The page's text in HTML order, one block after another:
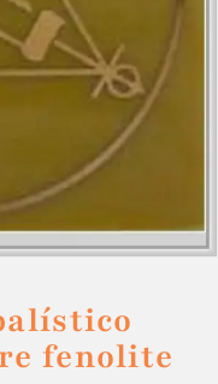
fenolite